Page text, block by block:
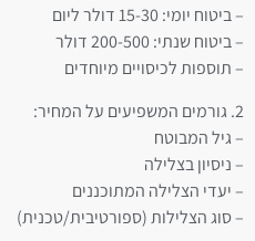
– ביטוח יומי: 15-30 דולר ליום
– ביטוח שנתי: 200-500 דולר
– תוספות לכיסויים מיוחדים
2. גורמים המשפיעים על המחיר:
– גיל המבוטח
– ניסיון בצלילה
– יעדי הצלילה המתוכננים
– סוג הצלילות (ספורטיבית/טכנית)